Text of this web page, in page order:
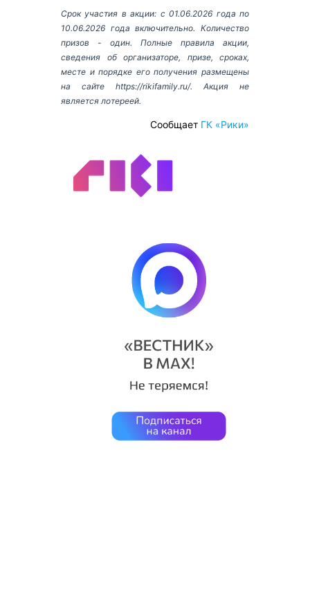
Срок участия в акции: с 01.06.2026 года по
10.06.2026 года включительно. Количество
призов - один. Полные правила акции,
сведения об организаторе, призе, сроках,
месте и порядке его получения размещены
на сайте https://rikifamily.ru/. Акция не
является лотереей.
Сообщает ГК «Рики»